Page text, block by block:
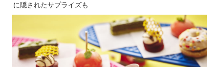
に隠されたサプライズも